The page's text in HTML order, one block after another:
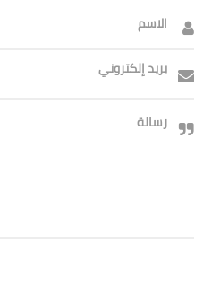
الاسم
بريد إلكتروني
رسالة